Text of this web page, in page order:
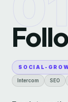
SOCIAL-
Intercom SEO